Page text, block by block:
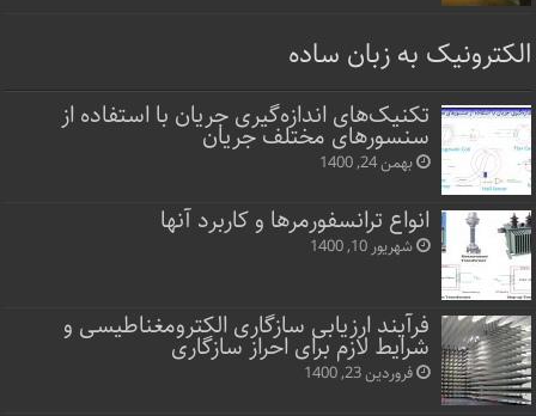
الکترونیک به زبان ساده
تکنیک‌های اندازه‌گیری جریان با استفاده از
سنسورهای مختلف جریان
بهمن 24, 1400
انواع ترانسفورمرها و کاربرد آنها
شهریور 10, 1400
فرآیند ارزیابی سازگاری الکترومغناطیسی و
شرایط لازم برای احراز سازگاری
فروردین 23, 1400